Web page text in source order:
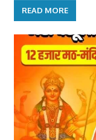
READ MORE